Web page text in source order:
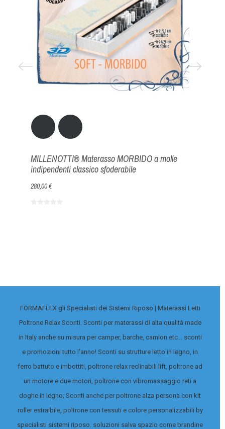
MILLENOTTI® Materasso MORBIDO a molle
indipendenti classico sfoderabile
280,00 €
FORMAFLEX gli Specialisti dei Sistemi Riposo | Materassi Letti
Poltrone Relax Sconti. Sconti per materassi di alta qualità made
in Italy anche su misura per camper, barche, camion etc... sconti
e promozioni tutto l'anno! Sconti su strutture letto in legno, in
ferro battuto e imbottiti, poltrone relax reclinabili lift, poltrone ad
un motore e due motori, poltrone con vibromassaggio reti a
doghe in legno; Sconti anche per poltrone alza persona con kit
roller estraibile, poltrone con tessuti e colore personalizzabili by
specialisti sistemi riposo. soluzioni salva spazio come brandine